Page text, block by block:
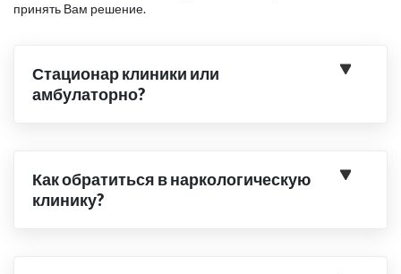
принять Вам решение.
Стационар клиники или
амбулаторно?
Как обратиться в наркологическую
клинику?